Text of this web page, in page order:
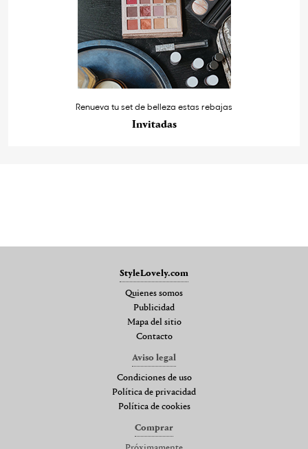
Renueva tu set de belleza estas rebajas
Invitadas
StyleLovely.com
Quienes somos
Publicidad
Mapa del sitio
Contacto
Aviso legal
Condiciones de uso
Política de privacidad
Política de cookies
Comprar